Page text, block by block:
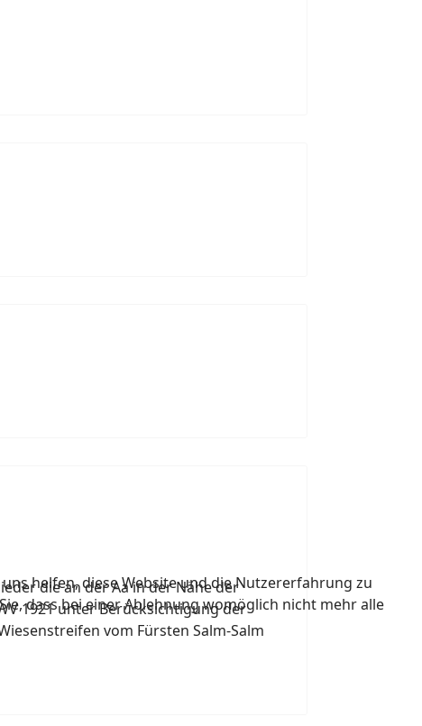
die an der Aa in der Nähe der
1921 unter Berücksichtigung der
vom Fürsten Salm-Salm
helfen, diese Website und die Nutzererfahrung zu
dass bei einer Ablehnung womöglich nicht mehr alle